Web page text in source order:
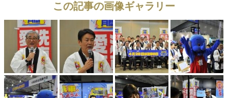
この記事の画像ギャラリー